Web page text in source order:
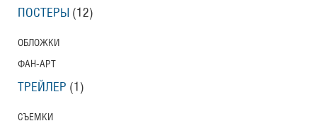
ПОСТЕРЫ (12)
ОБЛОЖКИ
ФАН-АРТ
ТРЕЙЛЕР (1)
СЪЕМКИ